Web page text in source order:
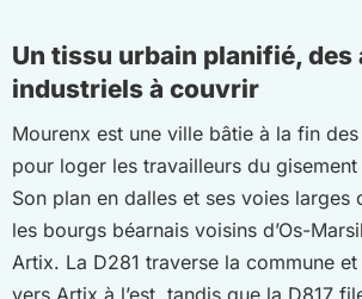
Un tissu urbain planifié, des
industriels à couvrir
Mourenx est une ville bâtie à la fin
pour loger les travailleurs du
Son plan en dalles et ses voies larges
les bourgs béarnais voisins d’Os-
Artix. La D281 traverse la commune